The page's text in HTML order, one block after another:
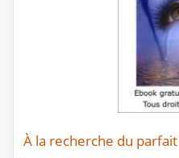
À la recherche du parfait